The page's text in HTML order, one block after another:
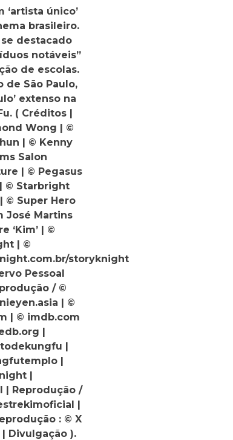
‘artista único’
brasileiro.
destacado
notáveis”
de escolas.
de São Paulo,
extenso na
( Créditos |
Wong | ©
| © Kenny
Salon
| © Pegasus
© Starbright
© Super Hero
José Martins
‘Kim’ | ©
| ©
storyknight
Pessoal
/ ©
| ©
| © imdb.com
|
|
|
|
| Reprodução /
|
: © X
Divulgação ).